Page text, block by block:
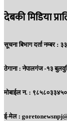
देबकी मिडिया
सूचना बिभाग दर्ता नम्बर :
ठेगाना :नेपालगंज -१३
मोबाईल न. : ९८५८०३३४५०
ई-मेल :